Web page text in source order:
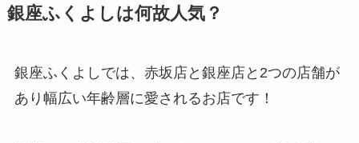
銀座ふくよしは何故人気？
銀座ふくよしでは、赤坂店と銀座店と2つの店舗が
あり幅広い年齢層に愛されるお店です！